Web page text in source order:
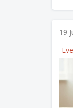
19